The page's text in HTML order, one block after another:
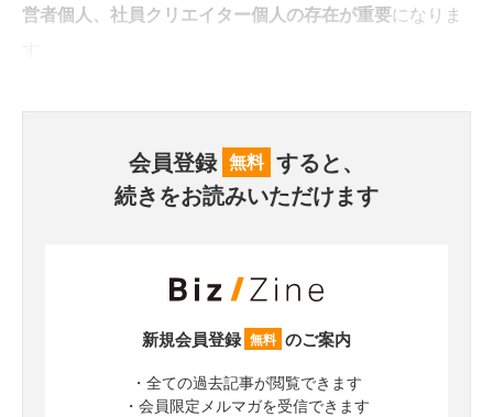
営者個人、社員クリエイター個人の存在が重要になりま
会員登録 無料 すると、
続きをお読みいただけます
新規会員登録 無料 のご案内
・全ての過去記事が閲覧できます
・会員限定メルマガを受信できます